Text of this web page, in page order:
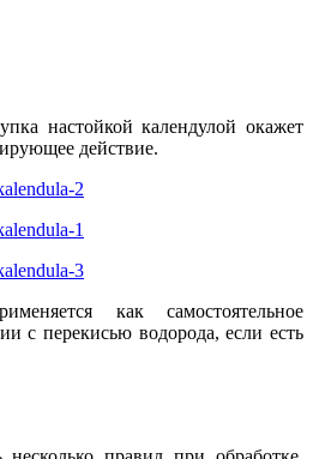
настойкой календулой окажет
действие.
как самостоятельное
с перекисью водорода, если есть